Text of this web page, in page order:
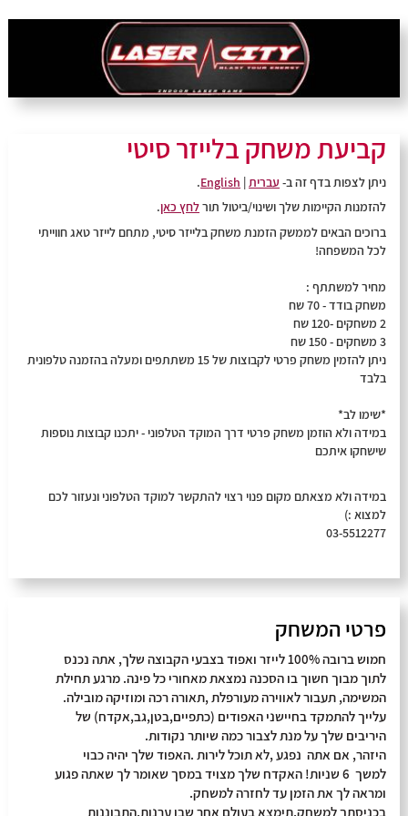
קביעת משחק בלייזר סיטי
ניתן לצפות בדף זה ב- עברית|
English
.
להזמנות הקיימות שלך ושינוי/ביטול תורלחץ כאן.
ברוכים הבאים לממשק הזמנת משחק בלייזר סיטי, מתחם לייזר טאג חווייתי
לכל המשפחה!
מחיר למשתתף :
משחק בודד - 70 שח
2 משחקים -120 שח
3 משחקים - 150 שח
ניתן להזמין משחק פרטי לקבוצות של 15 משתתפים ומעלה בהזמנה טלפונית
בלבד
*שימו לב*
במידה ולא הוזמן משחק פרטי דרך המוקד הטלפוני - יתכנו קבוצות נוספות
שישחקו איתכם
במידה ולא מצאתם מקום פנוי רצוי להתקשר למוקד הטלפוני ונעזור לכם
למצוא :)
03-5512277
פרטי המשחק
חמוש ברובה 100% לייזר ואפוד בצבעי הקבוצה שלך, אתה נכנס
לתוך מבוך חשוך בו הסכנה נמצאת מאחורי כל פינה. מרגע תחילת
המשימה, תעבור לאווירה מעורפלת ,תאורה רכה ומוזיקה מובילה.
עלייך להתמקד בחיישני האפודים (כתפיים,בטן,גב,אקדח) של
היריבים שלך על מנת לצבור כמה שיותר נקודות.
היזהר, אם אתה נפגע ,לא תוכל לירות .האפוד שלך יהיה כבוי
למשך 6 שניות! האקדח שלך מצויד במסך שאומר לך שאתה פגוע
ומראה לך את הזמן עד לחזרה למשחק.
בכניסתך למשחק,תימצא בעולם אחר שבו ערנות,התבוננות